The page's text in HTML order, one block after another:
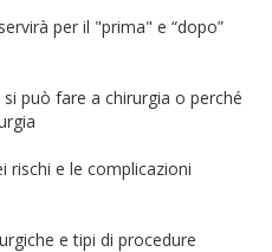
per il "prima" e “dopo”
può fare a chirurgia o perché
rischi e le complicazioni
e tipi di procedure